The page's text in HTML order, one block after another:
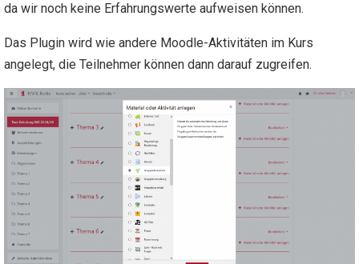
da wir noch keine Erfahrungswerte aufweisen können.
Das Plugin wird wie andere Moodle-Aktivitäten im Kurs
angelegt, die Teilnehmer können dann darauf zugreifen.